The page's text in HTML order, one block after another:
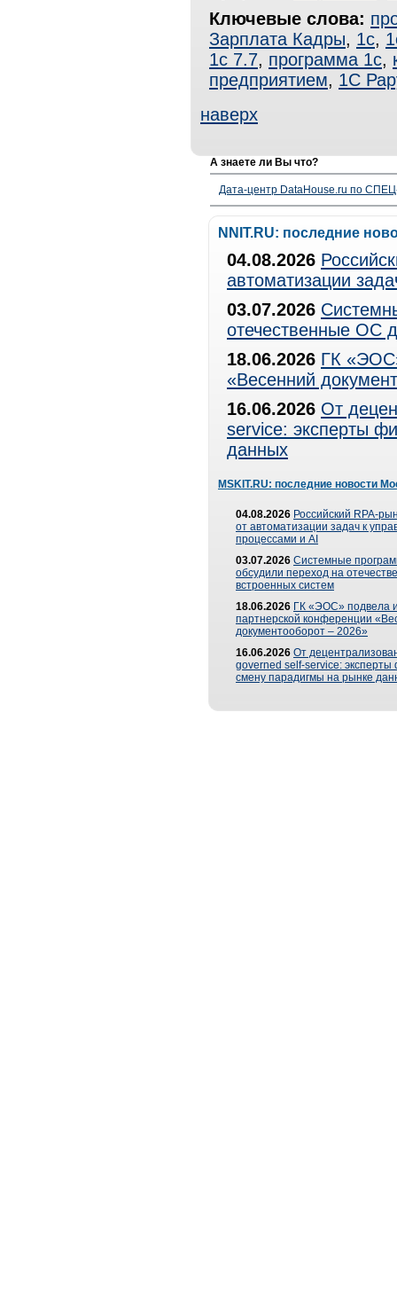
Ключевые слова:
Зарплата Кадры, 1с,
1с 7.7, программа 1с,
предприятием, 1С
наверх
А знаете ли Вы что?
Дата-центр DataHouse.ru по
NNIT.RU: последние
04.08.2026
автоматизации
03.07.2026
отечественные ОС
18.06.2026 ГК
«Весенний
16.06.2026 От
service: эксперты
данных
MSKIT.RU: последние новости
04.08.2026 Российский RPA-
от автоматизации задач к
процессами и AI
03.07.2026 Системные
обсудили переход на
встроенных систем
18.06.2026 ГК «ЭОС» подвела
партнерской конференции
документооборот – 2026»
16.06.2026 От
governed self-service: эксперты
смену парадигмы на рынке